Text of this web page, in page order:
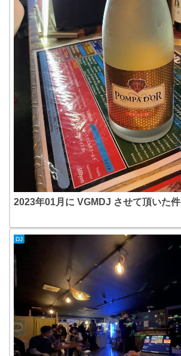
2023年01月に VGMDJ させて頂いた件
DJ